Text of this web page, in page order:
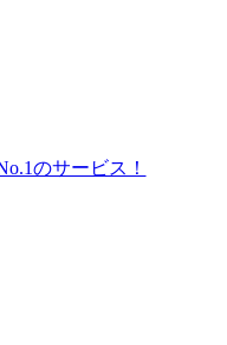
のサービス！